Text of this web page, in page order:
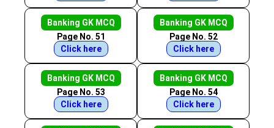
Banking GK MCQ
Page No. 51
Click here
Banking GK MCQ
Page No. 52
Click here
Banking GK MCQ
Page No. 53
Click here
Banking GK MCQ
Page No. 54
Click here